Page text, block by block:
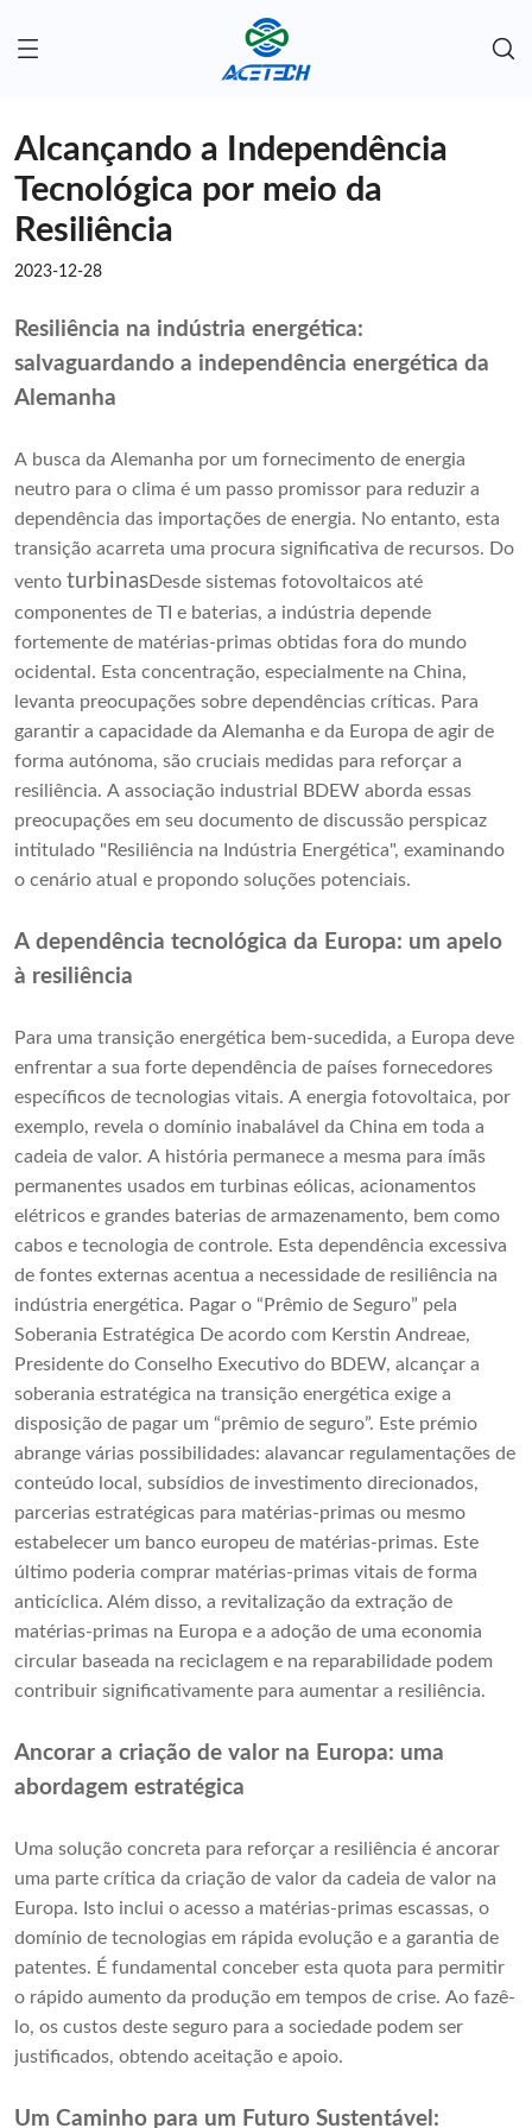
Alcançando a Independência
Tecnológica por meio da
Resiliência
2023-12-28
Resiliência na indústria energética:
salvaguardando a independência energética da
Alemanha
A busca da Alemanha por um fornecimento de energia
neutro para o clima é um passo promissor para reduzir a
dependência das importações de energia. No entanto, esta
transição acarreta uma procura significativa de recursos. Do
vento turbinasDesde sistemas fotovoltaicos até
componentes de TI e baterias, a indústria depende
fortemente de matérias-primas obtidas fora do mundo
ocidental. Esta concentração, especialmente na China,
levanta preocupações sobre dependências críticas. Para
garantir a capacidade da Alemanha e da Europa de agir de
forma autónoma, são cruciais medidas para reforçar a
resiliência. A associação industrial BDEW aborda essas
preocupações em seu documento de discussão perspicaz
intitulado "Resiliência na Indústria Energética", examinando
o cenário atual e propondo soluções potenciais.
A dependência tecnológica da Europa: um apelo
à resiliência
Para uma transição energética bem-sucedida, a Europa deve
enfrentar a sua forte dependência de países fornecedores
específicos de tecnologias vitais. A energia fotovoltaica, por
exemplo, revela o domínio inabalável da China em toda a
cadeia de valor. A história permanece a mesma para ímãs
permanentes usados ​​em turbinas eólicas, acionamentos
elétricos e grandes baterias de armazenamento, bem como
cabos e tecnologia de controle. Esta dependência excessiva
de fontes externas acentua a necessidade de resiliência na
indústria energética. Pagar o “Prêmio de Seguro” pela
Soberania Estratégica De acordo com Kerstin Andreae,
Presidente do Conselho Executivo do BDEW, alcançar a
soberania estratégica na transição energética exige a
disposição de pagar um “prêmio de seguro”. Este prémio
abrange várias possibilidades: alavancar regulamentações de
conteúdo local, subsídios de investimento direcionados,
parcerias estratégicas para matérias-primas ou mesmo
estabelecer um banco europeu de matérias-primas. Este
último poderia comprar matérias-primas vitais de forma
anticíclica. Além disso, a revitalização da extração de
matérias-primas na Europa e a adoção de uma economia
circular baseada na reciclagem e na reparabilidade podem
contribuir significativamente para aumentar a resiliência.
Ancorar a criação de valor na Europa: uma
abordagem estratégica
Uma solução concreta para reforçar a resiliência é ancorar
uma parte crítica da criação de valor da cadeia de valor na
Europa. Isto inclui o acesso a matérias-primas escassas, o
domínio de tecnologias em rápida evolução e a garantia de
patentes. É fundamental conceber esta quota para permitir
o rápido aumento da produção em tempos de crise. Ao fazê-
lo, os custos deste seguro para a sociedade podem ser
justificados, obtendo aceitação e apoio.
Um Caminho para um Futuro Sustentável: